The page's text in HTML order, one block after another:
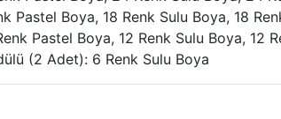
Pastel Boya, 18 Renk Sulu Boya, 18
Pastel Boya, 12 Renk Sulu Boya, 12
(2 Adet): 6 Renk Sulu Boya